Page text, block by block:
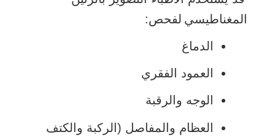
المغناطيسي لفحص:
الدماغ
العمود الفقري
الوجه والرقبة
العظام والمفاصل (الركبة والكتف